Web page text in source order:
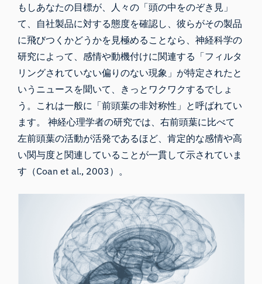
もしあなたの目標が、人々の「頭の中をのぞき見」
て、自社製品に対する態度を確認し、彼らがその製品
に飛びつくかどうかを見極めることなら、神経科学の
研究によって、感情や動機付けに関連する「フィルタ
リングされていない偏りのない現象」が特定されたと
いうニュースを聞いて、きっとワクワクするでしょ
う。これは一般に「前頭葉の非対称性」と呼ばれてい
ます。 神経心理学者の研究では、右前頭葉に比べて
左前頭葉の活動が活発であるほど、肯定的な感情や高
い関与度と関連していることが一貫して示されていま
す（Coan et al., 2003 ）。